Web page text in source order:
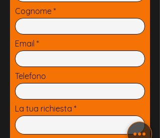
Cognome
Email
Telefono
La tua richiesta